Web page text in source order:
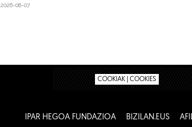
2026-08-07
COOKIAK | COOKIES
IPAR HEGOA FUNDAZIOA BIZILAN.EUS